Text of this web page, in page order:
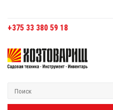
+375 33 380 59 18